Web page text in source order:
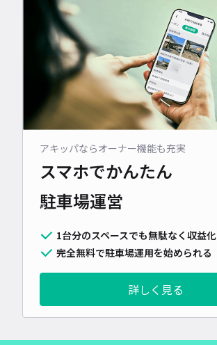
アキッパならオーナー機能も充実
スマホでかんたん
駐車場運営
1台分のスペースでも無駄なく収益化
完全無料で駐車場運用を始められる
詳しく見る